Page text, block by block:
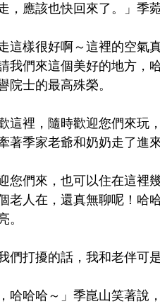
，應該也快回來了。」季
這樣很好啊～這裡的空氣
我們來這個美好的地方，
院士的最高殊榮。
這裡，隨時歡迎您們來玩
著季家老爺和奶奶走了進來
您們來，也可以住在這裡
老人在，還真無聊呢！哈
。
們打擾的話，我和老伴可
哈哈哈～」季崑山笑著說